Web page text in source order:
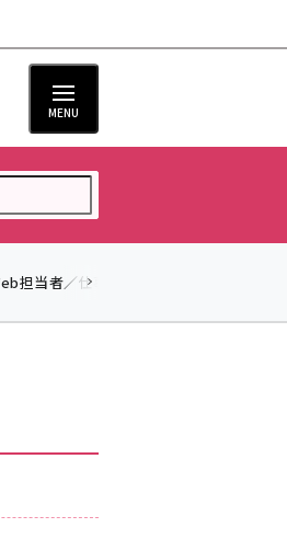
MENU
担当者／仕事